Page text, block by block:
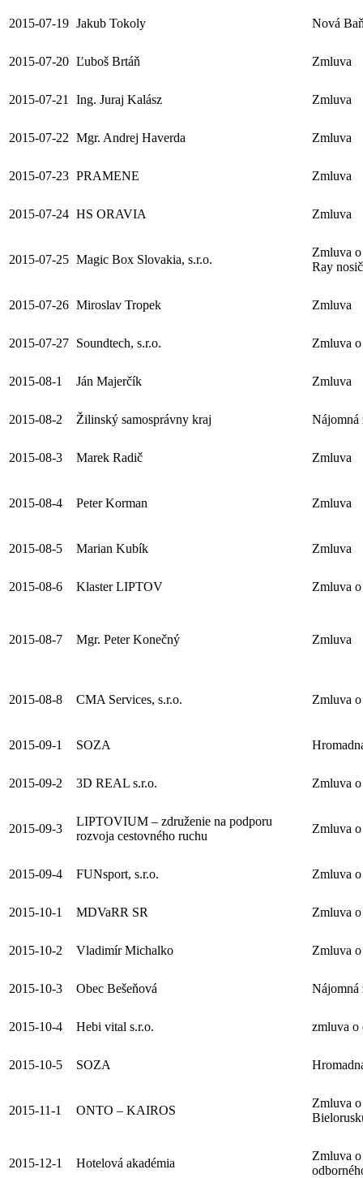
2015-07-19 Jakub Tokoly Nová
2015-07-20 Ľuboš Brtáň Zmluva
2015-07-21 Ing. Juraj Kalász Zmluva
2015-07-22 Mgr. Andrej Haverda Zmluva
2015-07-23 PRAMENE Zmluva
2015-07-24 HS ORAVIA Zmluva
2015-07-25 Magic Box Slovakia, s.r.o.
Zmluva
Ray
2015-07-26 Miroslav Tropek Zmluva
2015-07-27 Soundtech, s.r.o. Zmluva
2015-08-1 Ján Majerčík Zmluva
2015-08-2 Žilinský samosprávny kraj Nájomná
2015-08-3 Marek Radič Zmluva
2015-08-4 Peter Korman Zmluva
2015-08-5 Marian Kubík Zmluva
2015-08-6 Klaster LIPTOV Zmluva
2015-08-7 Mgr. Peter Konečný Zmluva
2015-08-8 CMA Services, s.r.o. Zmluva
2015-09-1 SOZA
2015-09-2 3D REAL s.r.o. Zmluva
2015-09-3
LIPTOVIUM – združenie na podporu
rozvoja cestovného ruchu
Zmluva
2015-09-4 FUNsport, s.r.o. Zmluva
2015-10-1 MDVaRR SR Zmluva
2015-10-2 Vladimír Michalko Zmluva
2015-10-3 Obec Bešeňová Nájomná
2015-10-4 Hebi vital s.r.o. zmluva o
2015-10-5 SOZA
2015-11-1 ONTO – KAIROS
Zmluva
2015-12-1 Hotelová akadémia
Zmluva